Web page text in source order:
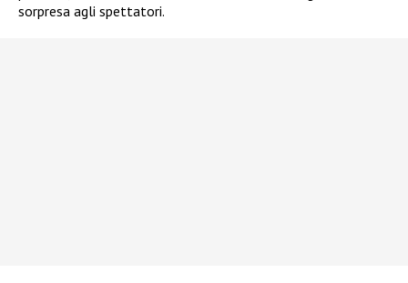
sorpresa agli spettatori.